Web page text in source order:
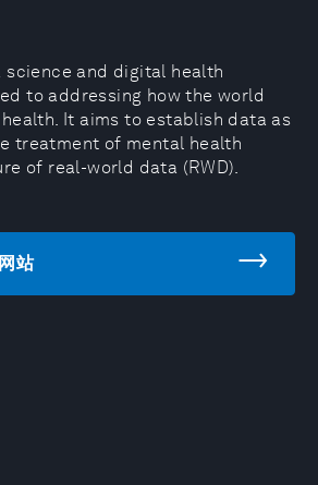
science and digital health
to addressing how the world
It aims to establish data as
treatment of mental health
of real-world data (RWD).
站